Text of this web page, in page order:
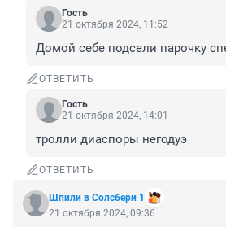
Гость
21 октября 2024, 11:52
Домой себе подсели парочку
ОТВЕТИТЬ
Гость
21 октября 2024, 14:01
тролли диаспоры негодуэ
ОТВЕТИТЬ
Шпили в Солсбери 1
21 октября 2024, 09:36